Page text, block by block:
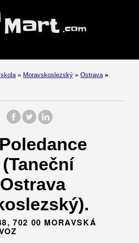
» Moravskoslezský » Ostrava »
702 00 MORAVSKÁ